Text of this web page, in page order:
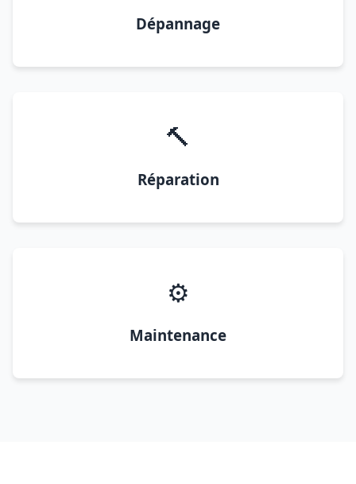
Dépannage
🔨
Réparation
⚙️
Maintenance